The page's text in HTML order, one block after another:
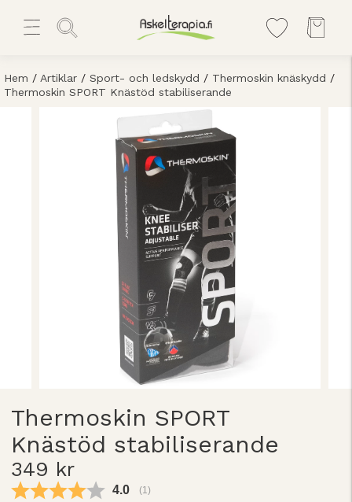
Hem / Artiklar / Sport- och ledskydd / Thermoskin knäskydd /
Thermoskin SPORT Knästöd stabiliserande
Thermoskin SPORT
Knästöd stabiliserande
349 kr
Snittbetyg:
4.0 (röster:
1)